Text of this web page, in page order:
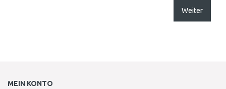
Weiter
MEIN KONTO